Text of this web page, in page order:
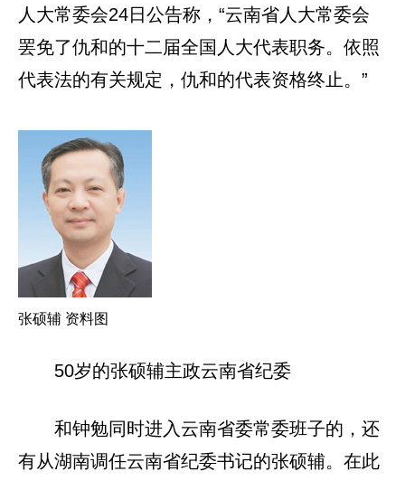
人大常委会24日公告称，“云南省人大常委会
罢免了仇和的十二届全国人大代表职务。依照
代表法的有关规定，仇和的代表资格终止。”
张硕辅 资料图
50岁的张硕辅主政云南省纪委
和钟勉同时进入云南省委常委班子的，还
有从湖南调任云南省纪委书记的张硕辅。在此